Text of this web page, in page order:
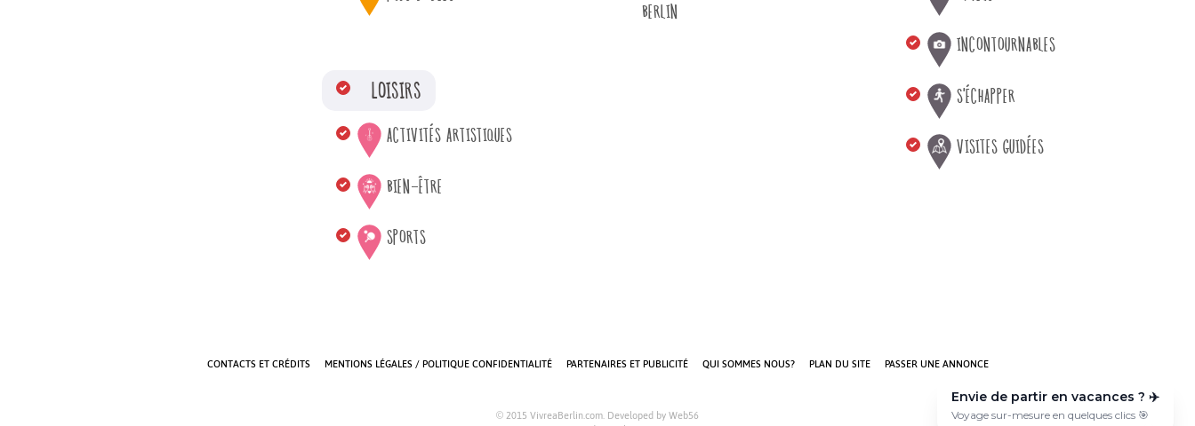
LOISIRS
ACTIVITÉS ARTISTIQUES
BIEN-ÊTRE
SPORTS
BERLIN
INCONTOURNABLES
S'ÉCHAPPER
VISITES GUIDÉES
CONTACTS ET CRÉDITS MENTIONS LÉGALES / POLITIQUE CONFIDENTIALITÉ PARTENAIRES ET PUBLICITÉ QUI SOMMES NOUS? PLAN DU SITE PASSER UNE ANNONCE
© 2015 VivreaBerlin.com. Developed by Web56
Envie de partir en vacances ? ✈️
Voyage sur-mesure en quelques clics 🎯